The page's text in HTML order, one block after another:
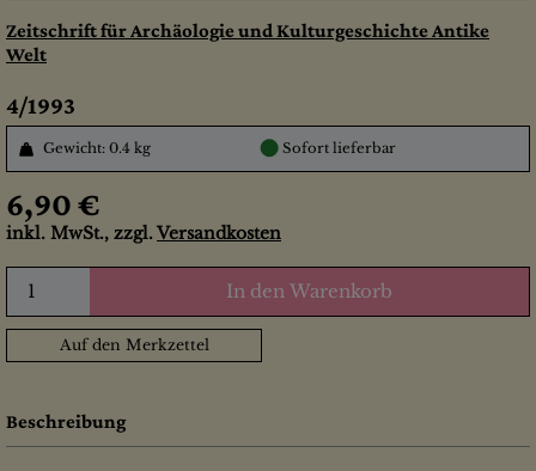
Zeitschrift für Archäologie und Kulturgeschichte Antike
Welt
4/1993
Gewicht: 0.4 kg ● Sofort lieferbar
6,90 €
inkl. MwSt., zzgl. Versandkosten
In den Warenkorb
Auf den Merkzettel
Beschreibung